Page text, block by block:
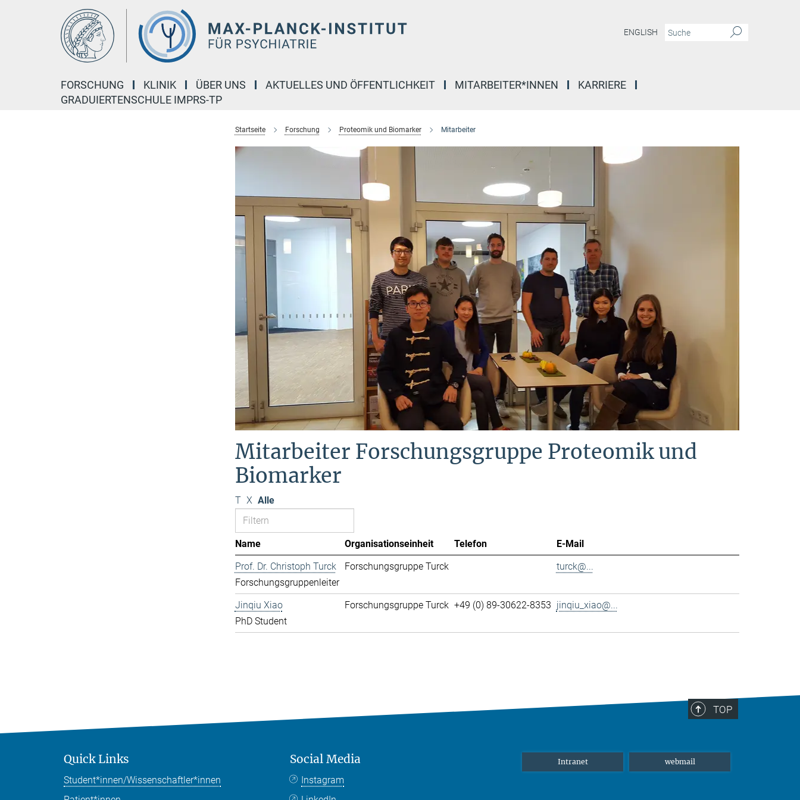
ENGLISH
FORSCHUNG KLINIK ÜBER UNS AKTUELLES UND ÖFFENTLICHKEIT MITARBEITER*INNEN
KARRIERE
GRADUIERTENSCHULE IMPRS-TP
Startseite Forschung Proteomik und Biomarker Mitarbeiter
Mitarbeiter Forschungsgruppe Proteomik und
Biomarker
T X Alle
Name Organisationseinheit Telefon
E-Mail
Prof. Dr. Christoph Turck
Forschungsgruppenleiter
Forschungsgruppe Turck turck@...
Jinqiu Xiao
PhD Student
Forschungsgruppe Turck +49 (0) 89-30622-8353 jinqiu_xiao@...
TOP
Quick Links
Student*innen/Wissenschaftler*innen
Social Media
Instagram
Intranet webmail